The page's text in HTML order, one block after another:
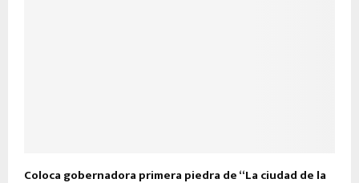
Coloca gobernadora primera piedra de “La ciudad de la